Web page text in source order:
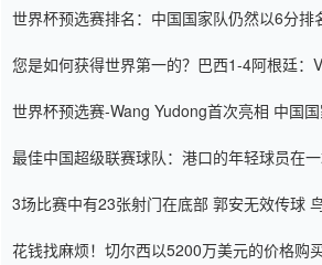
世界杯预选赛排名：中国国家队仍然以6分排
您是如何获得世界第一的？巴西1-4阿根廷：
世界杯预选赛-Wang Yudong首次亮相 中国
最佳中国超级联赛球队：港口的年轻球员在
3场比赛中有23张射门在底部 郭安无效传球
花钱找麻烦！切尔西以5200万美元的价格购